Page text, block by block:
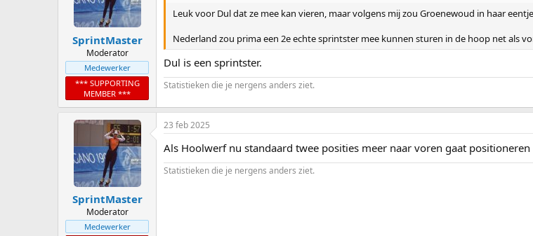
SprintMaster
Moderator
Medewerker
*** SUPPORTING
MEMBER ***
Leuk voor Dul dat ze mee kan vieren, maar volgens mij zou Groenewoud in haar
Nederland zou prima een 2e echte sprintster mee kunnen sturen in de hoop net als
Dul is een sprintster.
Statistieken die je nergens anders ziet.
SprintMaster
Moderator
Medewerker
23 feb 2025
Als Hoolwerf nu standaard twee posities meer naar voren gaat
Statistieken die je nergens anders ziet.